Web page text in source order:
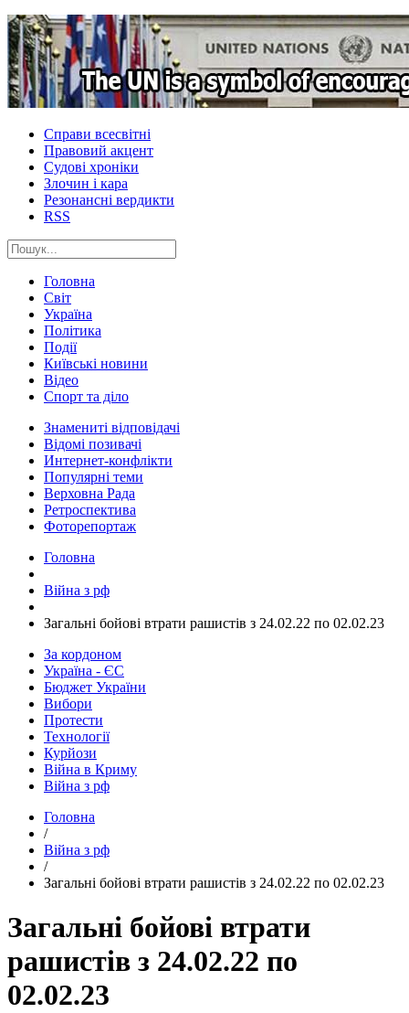
Справи всесвітні
Правовий акцент
Судові хроніки
Злочин і кара
Резонансні вердикти
RSS
Головна
Світ
Україна
Політика
Події
Київські новини
Відео
Спорт та діло
Знамениті відповідачі
Відомі позивачі
Интернет-конфлікти
Популярні теми
Верховна Рада
Ретроспектива
Фоторепортаж
Головна
Війна з рф
​Загальні бойові втрати рашистів з 24.02.22 по 02.02.23
За кордоном
Україна - ЄС
Бюджет України
Вибори
Протести
Технології
Курйози
Війна в Криму
Війна з рф
Головна
/
Війна з рф
/
​Загальні бойові втрати рашистів з 24.02.22 по 02.02.23
​Загальні бойові втрати
рашистів з 24.02.22 по
02.02.23